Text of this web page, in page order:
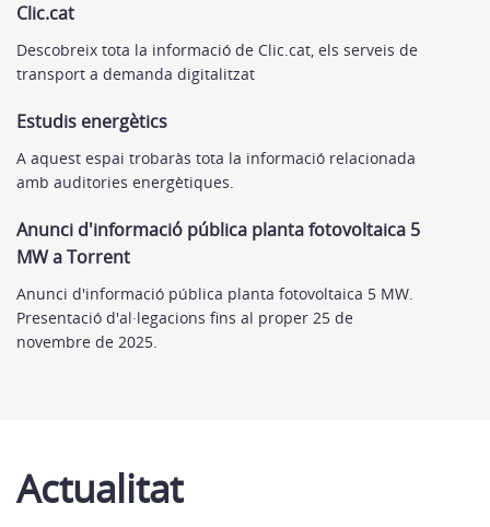
Clic.cat
Descobreix tota la informació de Clic.cat, els serveis de
transport a demanda digitalitzat
Estudis energètics
A aquest espai trobaràs tota la informació relacionada
amb auditories energètiques.
Anunci d'informació pública planta fotovoltaica 5
MW a Torrent
Anunci d'informació pública planta fotovoltaica 5 MW.
Presentació d'al·legacions fins al proper 25 de
novembre de 2025.
Actualitat